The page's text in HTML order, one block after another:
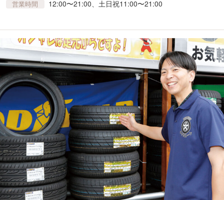
営業時間 12:00〜21:00、土日祝11:00〜21:00